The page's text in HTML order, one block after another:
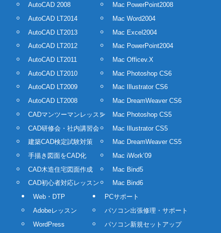
AutoCAD 2008
AutoCAD LT2014
AutoCAD LT2013
AutoCAD LT2012
AutoCAD LT2011
AutoCAD LT2010
AutoCAD LT2009
AutoCAD LT2008
CADマンツーマンレッスン
CAD研修会・社内講習会
建築CAD検定試験対策
手描き図面をCAD化
CAD木造住宅図面作成
CAD初心者対応レッスン
Mac PowerPoint2008
Mac Word2004
Mac Excel2004
Mac PowerPoint2004
Mac Officev.X
Mac Photoshop CS6
Mac Illustrator CS6
Mac DreamWeaver CS6
Mac Photoshop CS5
Mac Illustrator CS5
Mac DreamWeaver CS5
Mac iWork’09
Mac Bind5
Mac Bind6
Web・DTP
Adobeレッスン
WordPress
PCサポート
パソコン出張修理・サポート
パソコン新規セットアップ